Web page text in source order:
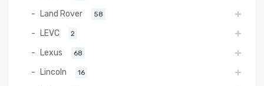
Land Rover 58
LEVC 2
Lexus 68
Lincoln 16